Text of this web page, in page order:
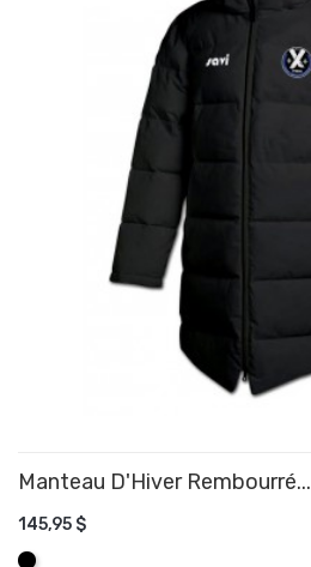
Manteau D'Hiver Rembourré...
145,95 $
Noir